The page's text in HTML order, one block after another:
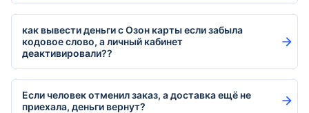
как вывести деньги с Озон карты если забыла
кодовое слово, а личный кабинет
деактивировали??
Если человек отменил заказ, а доставка ещё не
приехала, деньги вернут?